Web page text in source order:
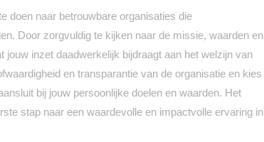
doen naar betrouwbare organisaties die
Door zorgvuldig te kijken naar de missie, waarden en
inzet daadwerkelijk bijdraagt aan het welzijn van
en transparantie van de organisatie en kies
bij jouw persoonlijke doelen en waarden. Het
stap naar een waardevolle en impactvolle ervaring in